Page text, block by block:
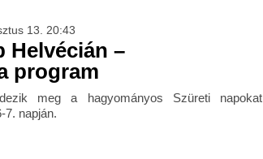
13. 20:43
Helvécián –
program
meg a hagyományos Szüreti napokat
7. napján.